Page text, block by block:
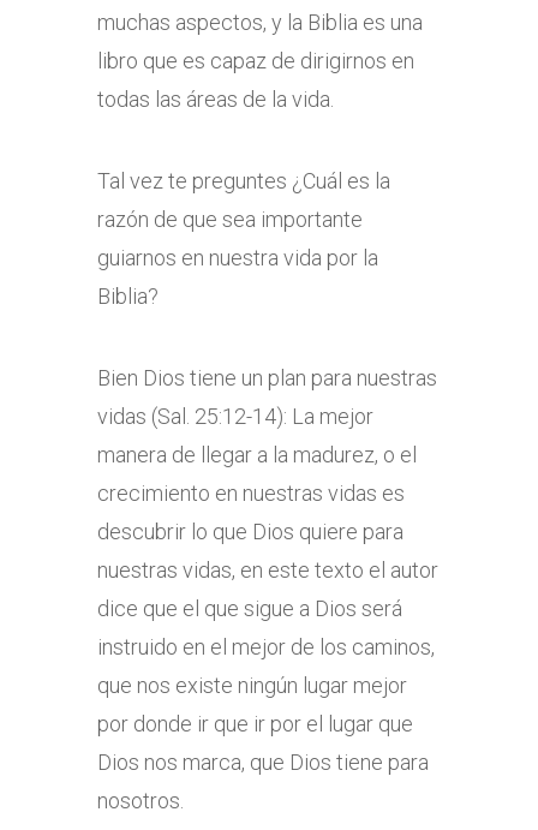
muchas aspectos, y la Biblia es una
libro que es capaz de dirigirnos en
todas las áreas de la vida.
Tal vez te preguntes ¿Cuál es la
razón de que sea importante
guiarnos en nuestra vida por la
Biblia?
Bien Dios tiene un plan para nuestras
vidas (Sal. 25:12-14): La mejor
manera de llegar a la madurez, o el
crecimiento en nuestras vidas es
descubrir lo que Dios quiere para
nuestras vidas, en este texto el autor
dice que el que sigue a Dios será
instruido en el mejor de los caminos,
que nos existe ningún lugar mejor
por donde ir que ir por el lugar que
Dios nos marca, que Dios tiene para
nosotros.